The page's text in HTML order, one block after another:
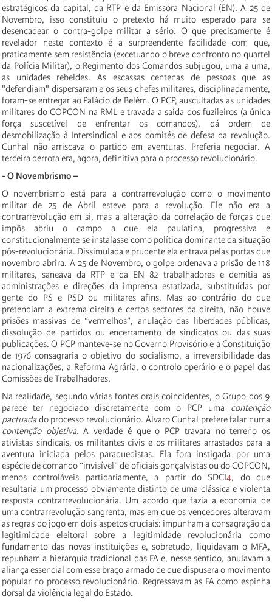
estratégicos da capital, da RTP e da Emissora Nacional (EN). A 25 de
Novembro, isso constituiu o pretexto há muito esperado para se
desencadear o contra-golpe militar a sério. O que precisamente é
revelador neste contexto é a surpreendente facilidade com que,
praticamente sem resistência (excetuando o breve confronto no quartel
da Polícia Militar), o Regimento dos Comandos subjugou, uma a uma,
as unidades rebeldes. As escassas centenas de pessoas que as
"defendiam" dispersaram e os seus chefes militares, disciplinadamente,
foram-se entregar ao Palácio de Belém. O PCP, auscultadas as unidades
militares do COPCON na RML e travada a saída dos fuzileiros (a única
força suscetível de enfrentar os comandos), dá ordem de
desmobilização à Intersindical e aos comités de defesa da revolução.
Cunhal não arriscava o partido em aventuras. Preferia negociar. A
terceira derrota era, agora, definitiva para o processo revolucionário.
- O Novembrismo –
O novembrismo está para a contrarrevolução como o movimento
militar de 25 de Abril esteve para a revolução. Ele não era a
contrarrevolução em si, mas a alteração da correlação de forças que
impôs abriu o campo a que ela paulatina, progressiva e
constitucionalmente se instalasse como política dominante da situação
pós-revolucionária. Dissimulada e prudente ela entrava pelas portas que
novembro abrira. A 25 de Novembro, o golpe ordenava a prisão de 118
militares, saneava da RTP e da EN 82 trabalhadores e demitia as
administrações e direções da imprensa estatizada, substituídas por
gente do PS e PSD ou militares afins. Mas ao contrário do que
pretendiam a extrema direita e certos sectores da direita, não houve
prisões massivas de “vermelhos”, anulação das liberdades públicas,
dissolução de partidos ou encerramento de sindicatos ou das suas
publicações. O PCP manteve-se no Governo Provisório e a Constituição
de 1976 consagraria o objetivo do socialismo, a irreversibilidade das
nacionalizações, a Reforma Agrária, o controlo operário e o papel das
Comissões de Trabalhadores.
Na realidade, segundo várias fontes orais coincidentes, o Grupo dos 9
parece ter negociado discretamente com o PCP uma contenção
pactuadado processo revolucionário. Álvaro Cunhal prefere falar numa
contenção objetiva. A verdade é que o PCP travara no terreno os
ativistas sindicais, os militantes civis e os militares arrastados para a
aventura iniciada pelos paraquedistas. Ela fora instigada por uma
espécie de comando “invisível” de oficiais gonçalvistas ou do COPCON,
menos controláveis partidariamente, a partir do SDCI4, do que
resultaria um processo obviamente distinto de uma clássica e violenta
resposta contrarrevolucionária. Um acordo que fazia a economia de
uma contrarrevolução sangrenta, mas em que os vencedores alteravam
as regras do jogo em dois aspetos cruciais: impunham a consagração da
legitimidade eleitoral sobre a legitimidade revolucionária como
fundamento das novas instituições e, sobretudo, liquidavam o MFA,
repunham a hierarquia tradicional das FA e, nesse sentido, anulavam a
aliança essencial com esse braço armado de que dispusera o movimento
popular no processo revolucionário. Regressavam as FA como espinha
dorsal da violência legal do Estado.